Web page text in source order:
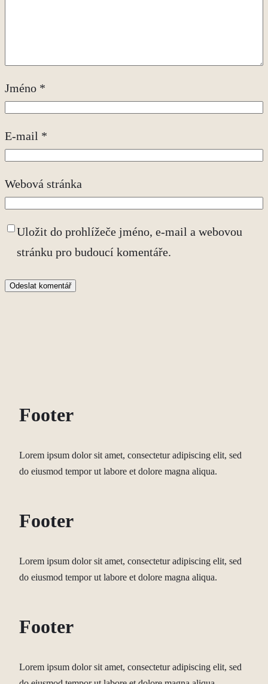
Jméno *
E-mail *
Webová stránka
Uložit do prohlížeče jméno, e-mail a webovou
stránku pro budoucí komentáře.
Footer
Lorem ipsum dolor sit amet, consectetur adipiscing elit, sed
do eiusmod tempor ut labore et dolore magna aliqua.
Footer
Lorem ipsum dolor sit amet, consectetur adipiscing elit, sed
do eiusmod tempor ut labore et dolore magna aliqua.
Footer
Lorem ipsum dolor sit amet, consectetur adipiscing elit, sed